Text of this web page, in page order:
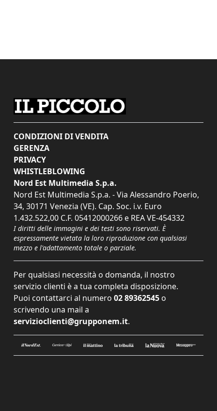
CONDIZIONI DI VENDITA
GERENZA
PRIVACY
WHISTLEBLOWING
Nord Est Multimedia S.p.a.
Nord Est Multimedia S.p.a. - Via Alessandro Poerio,
34, 30171 Venezia (VE). Cap. Soc. i.v. Euro
1.432.522,00 C.F. 05412000266 e REA VE-454332
I diritti delle immagini e dei testi sono riservati. È
espressamente vietata la loro riproduzione con qualsiasi
mezzo e l'adattamento totale o parziale.
Per qualsiasi necessità o domanda, il nostro
servizio clienti è a tua completa disposizione.
Puoi contattarci al numero 02 89362545 o
scrivendo una mail a
servizioclienti@grupponem.it.